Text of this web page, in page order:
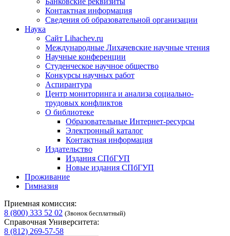
Контактная информация
Сведения об образовательной организации
Наука
Сайт Lihachev.ru
Международные Лихачевские научные чтения
Научные конференции
Студенческое научное общество
Конкурсы научных работ
Аспирантура
Центр мониторинга и анализа социально-
трудовых конфликтов
О библиотеке
Образовательные Интернет-ресурсы
Электронный каталог
Контактная информация
Издательство
Издания СПбГУП
Новые издания СПбГУП
Проживание
Гимназия
Приемная комиссия:
8 (800) 333 52 02 (Звонок бесплатный)
Справочная Университета:
8 (812) 269-57-58